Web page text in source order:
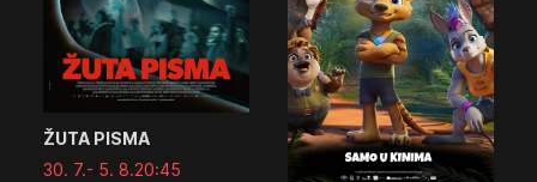
ŽUTA PISMA
30. 7.- 5. 8.20:45